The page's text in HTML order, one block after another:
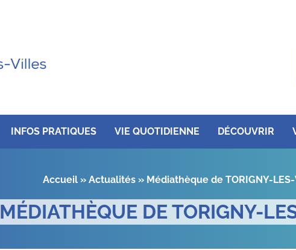
INFOS PRATIQUES VIE QUOTIDIENNE DÉCOUVRIR
Accueil » Actualités » Médiathèque de TORIGNY-LES-
MÉDIATHÈQUE DE TORIGNY-